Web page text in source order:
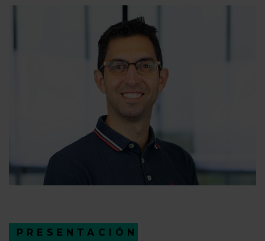
PRESENTACIÓN